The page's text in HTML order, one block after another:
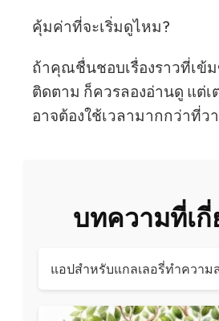
คุ้มค่าที่จะเริ่มดูไหม?
ถ้าคุณชื่นชอบเรื่องราวที่เข้
ติดตาม ก็ควรลองอ่านดู แต่เ
อาจต้องใช้เวลามากกว่าที่ว
บทความที่เกี่
แอปสำหรับแกลเลอรี่ทำความ